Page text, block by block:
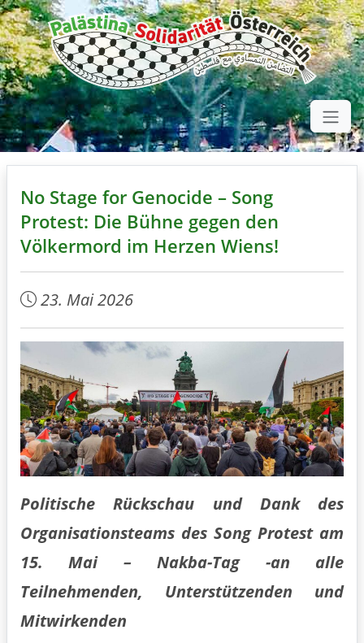
No Stage for Genocide – Song
Protest: Die Bühne gegen den
Völkermord im Herzen Wiens!
23. Mai 2026
Politische Rückschau und Dank des
Organisationsteams des Song Protest am
15. Mai – Nakba-Tag -an alle
Teilnehmenden, Unterstützenden und
Mitwirkenden